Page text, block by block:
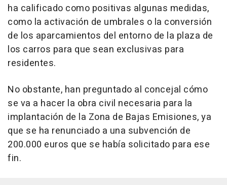
ha calificado como positivas algunas medidas,
como la activación de umbrales o la conversión
de los aparcamientos del entorno de la plaza de
los carros para que sean exclusivas para
residentes.
No obstante, han preguntado al concejal cómo
se va a hacer la obra civil necesaria para la
implantación de la Zona de Bajas Emisiones, ya
que se ha renunciado a una subvención de
200.000 euros que se había solicitado para ese
fin.